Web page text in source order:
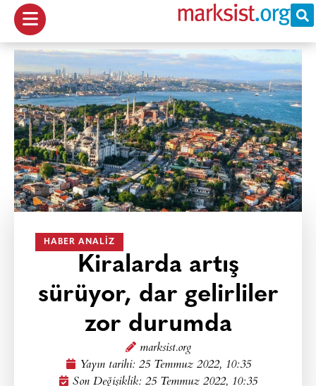
HABER ANALIZ
Kiralarda artış
sürüyor, dar gelirliler
zor durumda
marksist.org
Yayın tarihi: 25 Temmuz 2022, 10:35
Son Değişiklik: 25 Temmuz 2022, 10:35